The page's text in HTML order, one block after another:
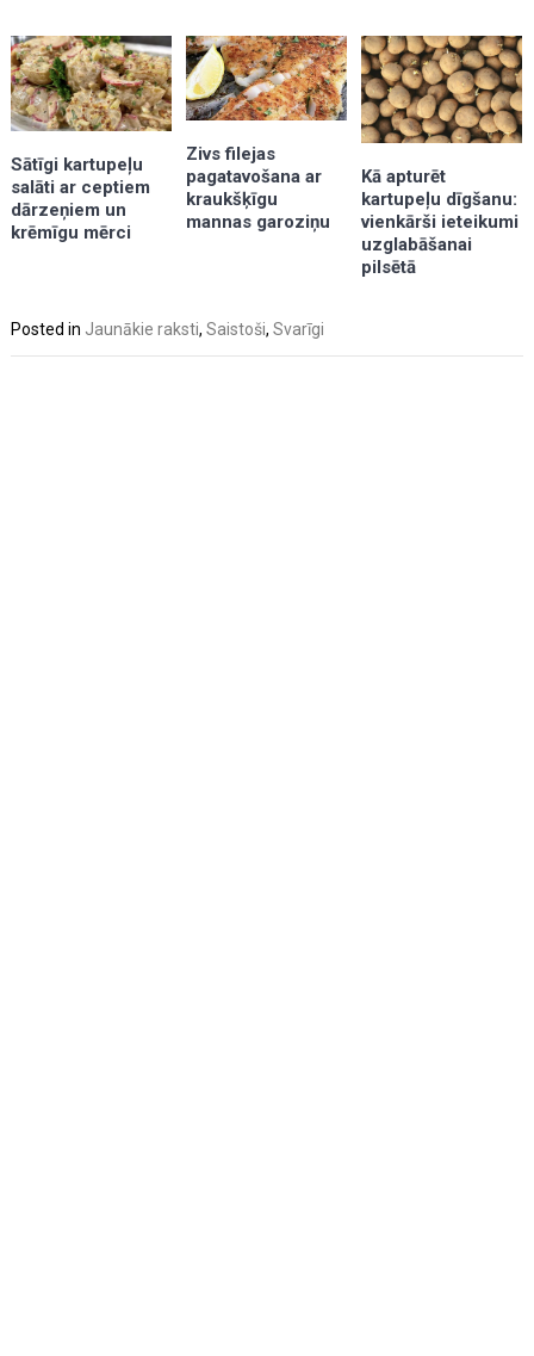
Sātīgi kartupeļu
salāti ar ceptiem
dārzeņiem un
krēmīgu mērci
Zivs filejas
pagatavošana ar
kraukšķīgu
mannas garoziņu
Kā apturēt
kartupeļu dīgšanu:
vienkārši ieteikumi
uzglabāšanai
pilsētā
Posted in Jaunākie raksti,Saistoši,Svarīgi